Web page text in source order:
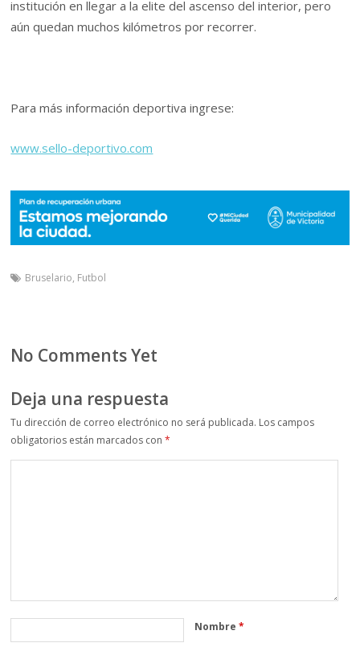
institución en llegar a la elite del ascenso del interior, pero
aún quedan muchos kilómetros por recorrer.
Para más información deportiva ingrese:
www.sello-deportivo.com
Bruselario, Futbol
No Comments Yet
Deja una respuesta
Tu dirección de correo electrónico no será publicada. Los campos
obligatorios están marcados con*
Nombre*